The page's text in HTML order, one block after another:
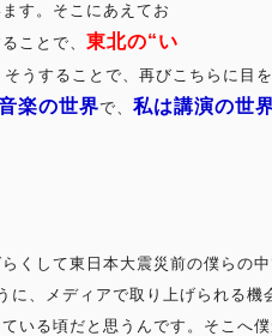
す。そこにあえてお
ことで、 東北の“い
そうすることで、再びこちらに目
楽の世界で、 私は講演の世
くして東日本大震災前の僕らの
に、メディアで取り上げられる機
いる頃だと思うんです。そこへ